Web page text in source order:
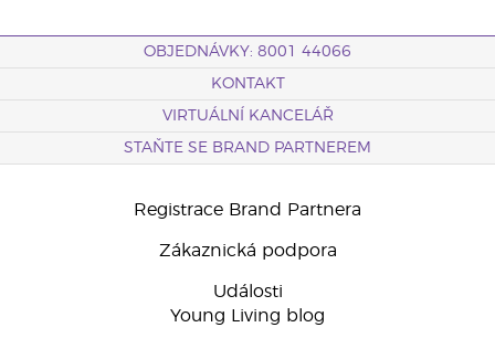
OBJEDNÁVKY: 8001 44066
KONTAKT
VIRTUÁLNÍ KANCELÁŘ
STAŇTE SE BRAND PARTNEREM
Registrace Brand Partnera
Zákaznická podpora
Události
Young Living blog